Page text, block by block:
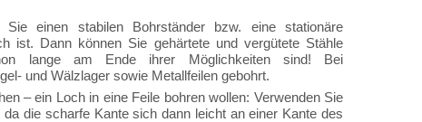
einen stabilen Bohrständer bzw. eine stationäre
ist. Dann können Sie gehärtete und vergütete Stähle
lange am Ende ihrer Möglichkeiten sind! Bei
und Wälzlager sowie Metallfeilen gebohrt.
– ein Loch in eine Feile bohren wollen: Verwenden Sie
die scharfe Kante sich dann leicht an einer Kante des